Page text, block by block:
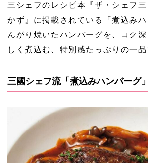
三シェフのレシピ本『ザ・シェフ
かず』に掲載されている「煮込みハ
んがり焼いたハンバーグを、コク
しく煮込む、特別感たっぷりの一品
三國シェフ流「煮込みハンバーグ